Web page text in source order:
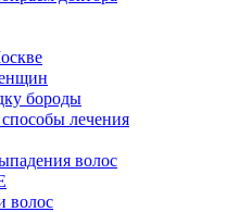
бороды
лечения
волос
волос